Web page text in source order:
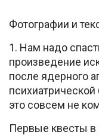
Фотографии и
1. Нам надо
произведение
после ядерного
это совсем не
Первые квесты в